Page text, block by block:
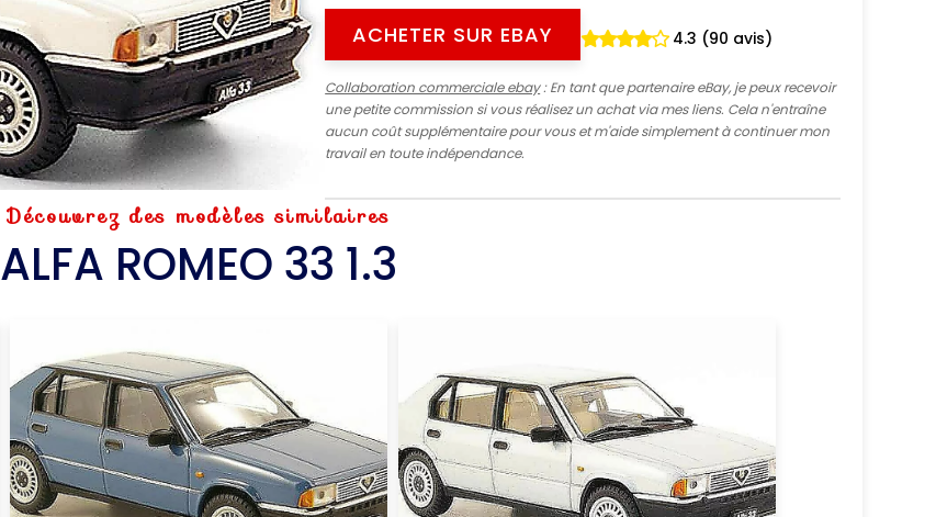
ACHETER SUR EBAY 4.3 (90 avis)
Collaboration commerciale ebay: En tant que partenaire eBay, je peux recevoir
une petite commission si vous réalisez un achat via mes liens. Cela n'entraîne
aucun coût supplémentaire pour vous et m'aide simplement à continuer mon
travail en toute indépendance.
Découvrez des modèles similaires
ALFA ROMEO 33 1.3